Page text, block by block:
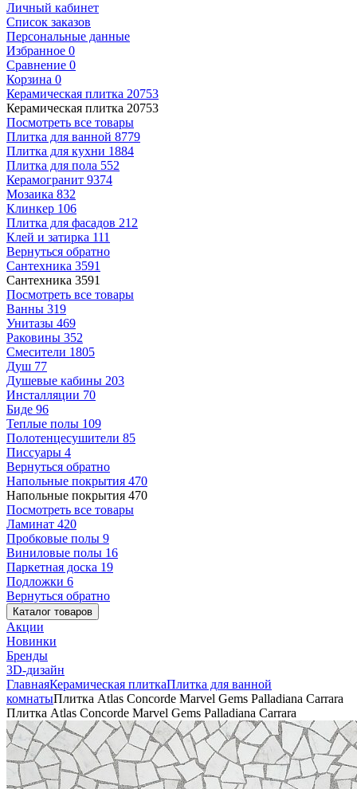
Личный кабинет
Список заказов
Персональные данные
Избранное 0
Сравнение 0
Корзина 0
Керамическая плитка 20753
Керамическая плитка 20753
Посмотреть все товары
Плитка для ванной 8779
Плитка для кухни 1884
Плитка для пола 552
Керамогранит 9374
Мозаика 832
Клинкер 106
Плитка для фасадов 212
Клей и затирка 111
Вернуться обратно
Сантехника 3591
Сантехника 3591
Посмотреть все товары
Ванны 319
Унитазы 469
Раковины 352
Смесители 1805
Душ 77
Душевые кабины 203
Инсталляции 70
Биде 96
Теплые полы 109
Полотенцесушители 85
Писсуары 4
Вернуться обратно
Напольные покрытия 470
Напольные покрытия 470
Посмотреть все товары
Ламинат 420
Пробковые полы 9
Виниловые полы 16
Паркетная доска 19
Подложки 6
Вернуться обратно
Каталог товаров
Акции
Новинки
Бренды
3D-дизайн
ГлавнаяКерамическая плиткаПлитка для ванной
комнатыПлитка Atlas Concorde Marvel Gems Palladiana Carrara
Плитка Atlas Concorde Marvel Gems Palladiana Carrara